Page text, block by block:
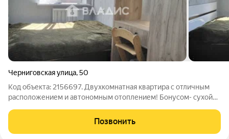
Черниговская улица,50
Код объекта: 2156697. Двухкомнатная квартира с отличным
расположением и автономным отоплением! Бонусом- сухой
1944 года постройки отличается своей надёжностью и
долговечностью. Квартира
Позвонить